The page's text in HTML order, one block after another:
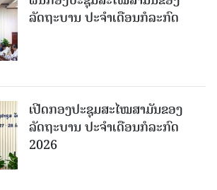
ລັດຖະບານ ປະຈຳເດືອນກໍລະກົດ
ເປີດກອງປະຊຸມສະໄໝສາມັນຂອງ
ລັດຖະບານ ປະຈໍາເດືອນກໍລະກົດ
2026